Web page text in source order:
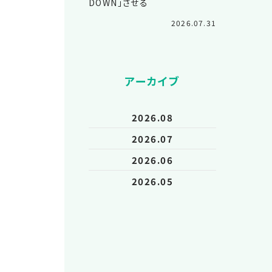
DOWN」させる
2026.07.31
アーカイブ
2026.08
2026.07
2026.06
2026.05